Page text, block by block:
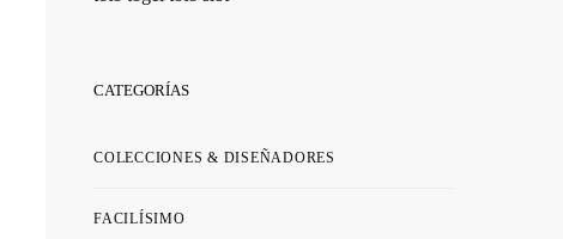
CATEGORÍAS
COLECCIONES & DISEÑADORES
FACILÍSIMO